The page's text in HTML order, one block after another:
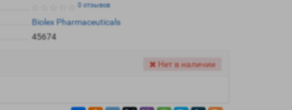
0 отзывов
Biolex Pharmaceuticals
45674
Нет в наличии